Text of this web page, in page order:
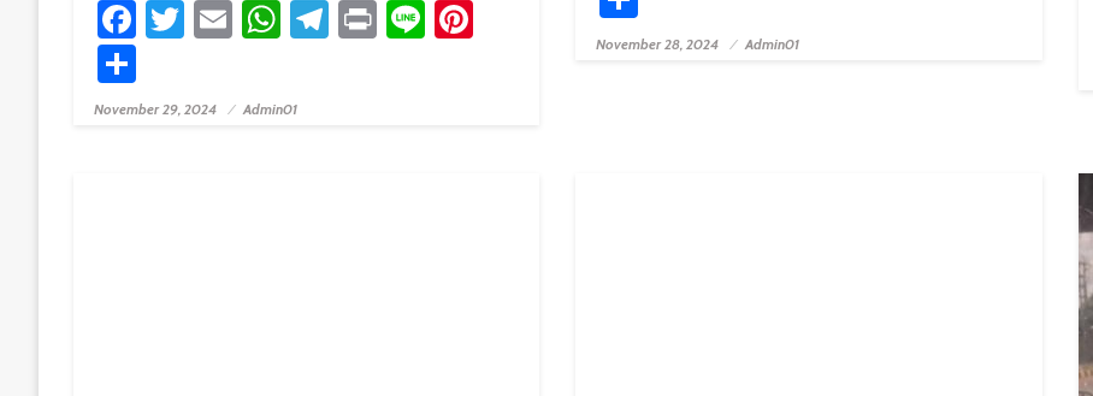
Facebook
Twitter
EmailWhatsApp
Telegram
Print
Line Pinterest
Posted On
November 29, 2024 Admin01
Posted On
November 28, 2024 Admin01